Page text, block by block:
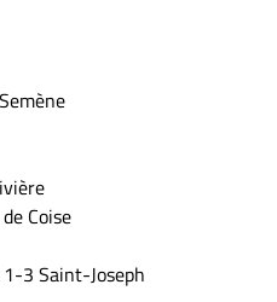
Coise
3 Saint-Joseph